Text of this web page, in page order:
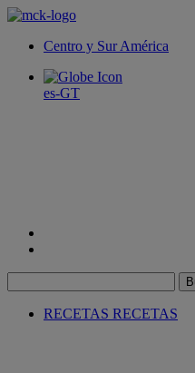
Centro y Sur América
es-GT
RECETAS RECETAS